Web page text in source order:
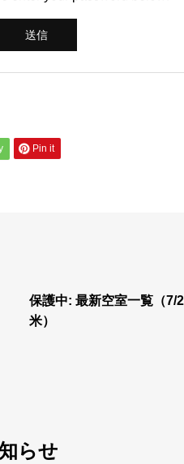
Pin it
保護中: 最新空室一覧（
米）
らせ